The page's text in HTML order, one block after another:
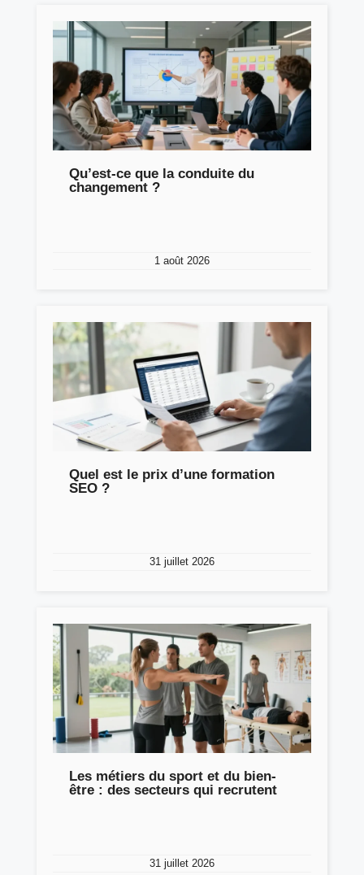
Qu’est-ce que la conduite du
changement ?
1 août 2026
Quel est le prix d’une formation
SEO ?
31 juillet 2026
Les métiers du sport et du bien-
être : des secteurs qui recrutent
31 juillet 2026